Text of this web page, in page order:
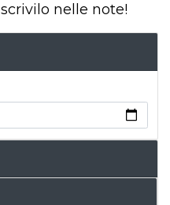
nelle note!